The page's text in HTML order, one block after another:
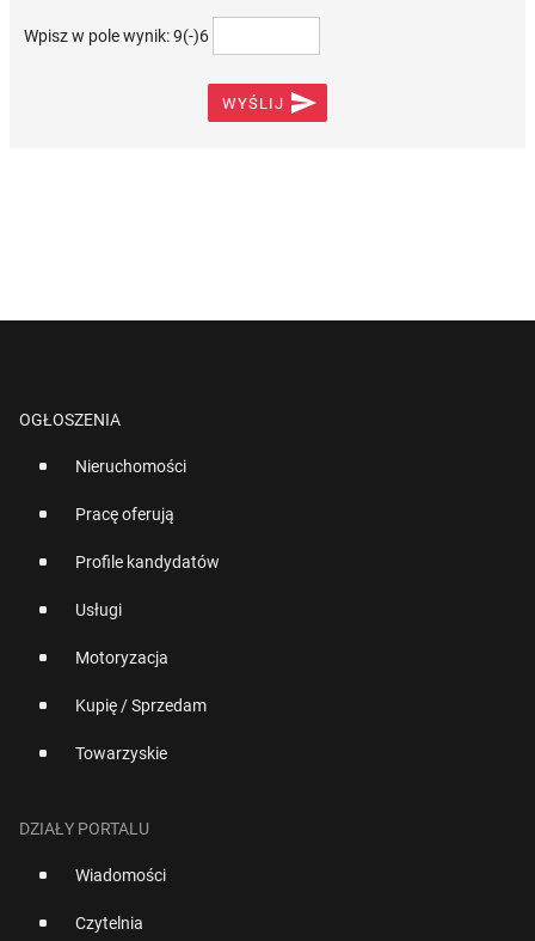
Wpisz w pole wynik: 9(-)6
WYŚLIJ 
OGŁOSZENIA
Nieruchomości
Pracę oferują
Profile kandydatów
Usługi
Motoryzacja
Kupię / Sprzedam
Towarzyskie
DZIAŁY PORTALU
Wiadomości
Czytelnia